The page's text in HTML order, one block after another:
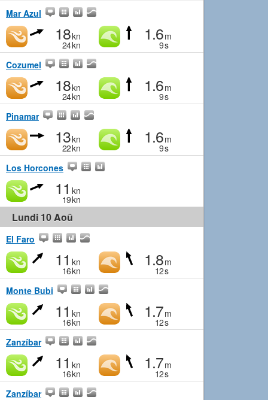
Mar Azul
18kn
24kn
1.6m
9s
Cozumel
18kn
24kn
1.6m
9s
Pinamar
13kn
22kn
1.6m
9s
Los Horcones
11 kn
19kn
Lundi 10 Aoû
El Faro
11 kn
16kn
1.8m
12s
Monte Bubi
11 kn
16kn
1.7m
12s
Zanzíbar
11 kn
16kn
1.7m
12s
Zanzíbar